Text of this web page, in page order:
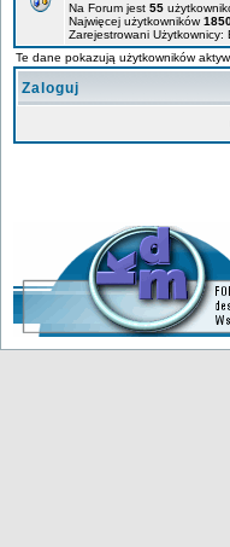
Na Forum jest 55
Najwięcej użytkowników
Zarejestrowani Użytkownicy:
Te dane pokazują użytkowników
Zaloguj